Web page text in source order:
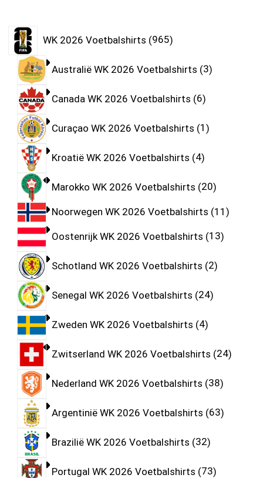
WK 2026 Voetbalshirts 965
Australië WK 2026 Voetbalshirts 3
Canada WK 2026 Voetbalshirts 6
Curaçao WK 2026 Voetbalshirts 1
Kroatië WK 2026 Voetbalshirts 4
Marokko WK 2026 Voetbalshirts 20
Noorwegen WK 2026 Voetbalshirts 11
Oostenrijk WK 2026 Voetbalshirts 13
Schotland WK 2026 Voetbalshirts 2
Senegal WK 2026 Voetbalshirts 24
Zweden WK 2026 Voetbalshirts 4
Zwitserland WK 2026 Voetbalshirts 24
Nederland WK 2026 Voetbalshirts 38
Argentinië WK 2026 Voetbalshirts 63
Brazilië WK 2026 Voetbalshirts 32
Portugal WK 2026 Voetbalshirts 73